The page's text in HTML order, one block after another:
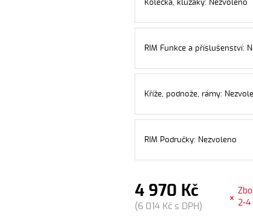
Kolečka, kluzáky: Nezvoleno
RIM Funkce a příslušenství:
Kříže, podnože, rámy:
RIM Područky: Nezvoleno
4 970 Kč
(6 014 Kč s DPH)
2-4